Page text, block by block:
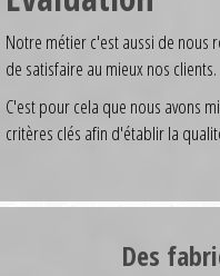
Notre métier c'est aussi de nous
de satisfaire au mieux nos clients.
C'est pour cela que nous avons
critères clés afin d'établir la
Des